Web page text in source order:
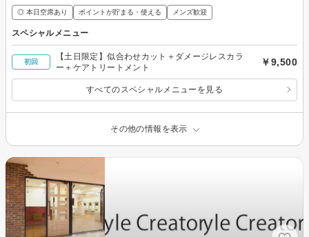
◎ 本日空席あり ポイントが貯まる・使える メンズ歓迎
スペシャルメニュー
初回
【土日限定】似合わせカット＋ダメージレスカラ
ー＋ケアトリートメント
￥9,500
すべてのスペシャルメニューを見る
その他の情報を表示